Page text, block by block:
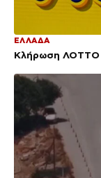
ΕΛΛΑΔΑ
Κλήρωση ΛΟΤΤΟ